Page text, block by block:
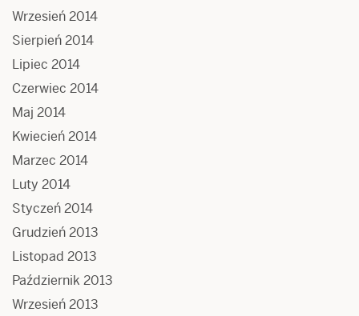
Wrzesień 2014
Sierpień 2014
Lipiec 2014
Czerwiec 2014
Maj 2014
Kwiecień 2014
Marzec 2014
Luty 2014
Styczeń 2014
Grudzień 2013
Listopad 2013
Październik 2013
Wrzesień 2013